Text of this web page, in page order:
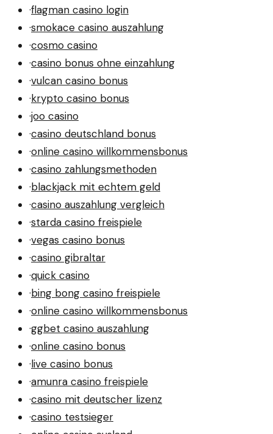
·flagman casino login
·smokace casino auszahlung
·cosmo casino
·casino bonus ohne einzahlung
·vulcan casino bonus
·krypto casino bonus
·joo casino
·casino deutschland bonus
·online casino willkommensbonus
·casino zahlungsmethoden
·blackjack mit echtem geld
·casino auszahlung vergleich
·starda casino freispiele
·vegas casino bonus
·casino gibraltar
·quick casino
·bing bong casino freispiele
·online casino willkommensbonus
·ggbet casino auszahlung
·online casino bonus
·live casino bonus
·amunra casino freispiele
·casino mit deutscher lizenz
·casino testsieger